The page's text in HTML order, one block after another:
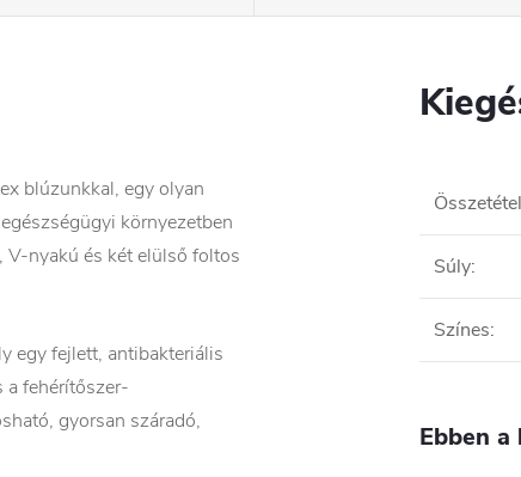
blúzunkkal, egy olyan
környezetben
V-nyakú és két elülső foltos
egy fejlett, antibakteriális
a fehérítőszer-
gyorsan száradó,
Összetétel
Súly:
Színes:
Ebben